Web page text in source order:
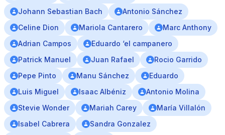
Johann Sebastian Bach
Antonio Sánchez
Celine Dion
Mariola Cantarero
Marc Anthony
Adrian Campos
Eduardo ‘el campanero
Patrick Manuel
Juan Rafael
Rocio Garrido
Pepe Pinto
Manu Sánchez
Eduardo
Luis Miguel
Isaac Albéniz
Antonio Molina
Stevie Wonder
Mariah Carey
María Villalón
Isabel Cabrera
Sandra Gonzalez